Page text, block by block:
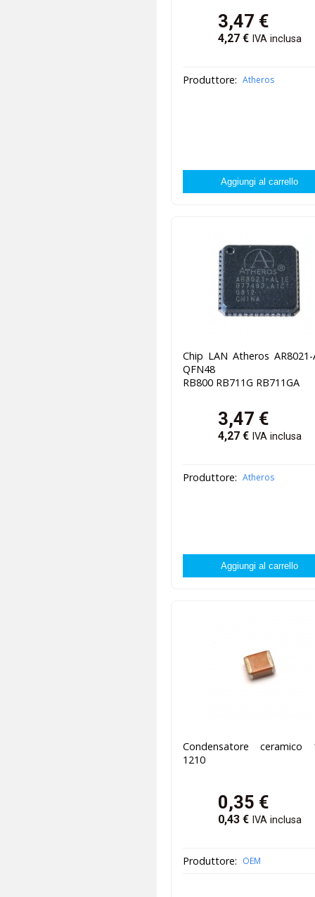
3,47 €
4,27€ IVA inclusa
Produttore: Atheros
Chip LAN Atheros AR8021-
QFN48
RB800 RB711G RB711GA
3,47 €
4,27€ IVA inclusa
Produttore: Atheros
Condensatore ceramico
1210
0,35 €
0,43€ IVA inclusa
Produttore: OEM